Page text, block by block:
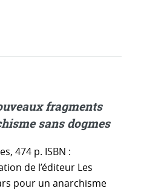
fragments
sans dogmes
474 p. ISBN :
de l’éditeur Les
pour un anarchisme